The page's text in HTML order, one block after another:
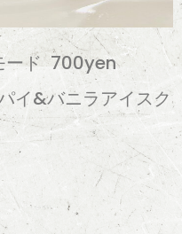
ード 700yen
イ&バニラアイスク